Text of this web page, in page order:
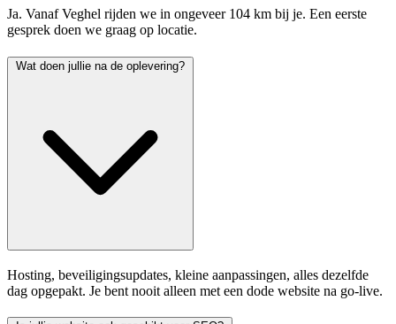
Ja. Vanaf Veghel rijden we in ongeveer 104 km bij je. Een eerste
gesprek doen we graag op locatie.
Wat doen jullie na de oplevering?
Hosting, beveiligingsupdates, kleine aanpassingen, alles dezelfde
dag opgepakt. Je bent nooit alleen met een dode website na go-live.